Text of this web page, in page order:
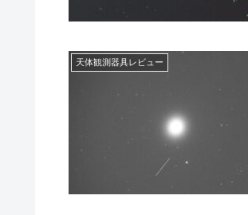
天体観測器具レビュー